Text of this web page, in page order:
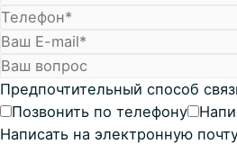
Предпочтительный способ
Позвонить по телефону
Написать на электронную